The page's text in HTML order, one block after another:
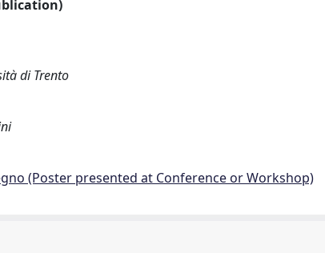
di Trento
(Poster presented at Conference or Workshop)